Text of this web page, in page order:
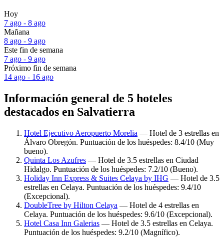
Hoy
7 ago - 8 ago
Mañana
8 ago - 9 ago
Este fin de semana
7 ago - 9 ago
Próximo fin de semana
14 ago - 16 ago
Información general de 5 hoteles
destacados en Salvatierra
Hotel Ejecutivo Aeropuerto Morelia — Hotel de 3 estrellas en
Álvaro Obregón. Puntuación de los huéspedes: 8.4/10 (Muy
bueno).
Quinta Los Azufres — Hotel de 3.5 estrellas en Ciudad
Hidalgo. Puntuación de los huéspedes: 7.2/10 (Bueno).
Holiday Inn Express & Suites Celaya by IHG — Hotel de 3.5
estrellas en Celaya. Puntuación de los huéspedes: 9.4/10
(Excepcional).
DoubleTree by Hilton Celaya — Hotel de 4 estrellas en
Celaya. Puntuación de los huéspedes: 9.6/10 (Excepcional).
Hotel Casa Inn Galerias — Hotel de 3.5 estrellas en Celaya.
Puntuación de los huéspedes: 9.2/10 (Magnífico).